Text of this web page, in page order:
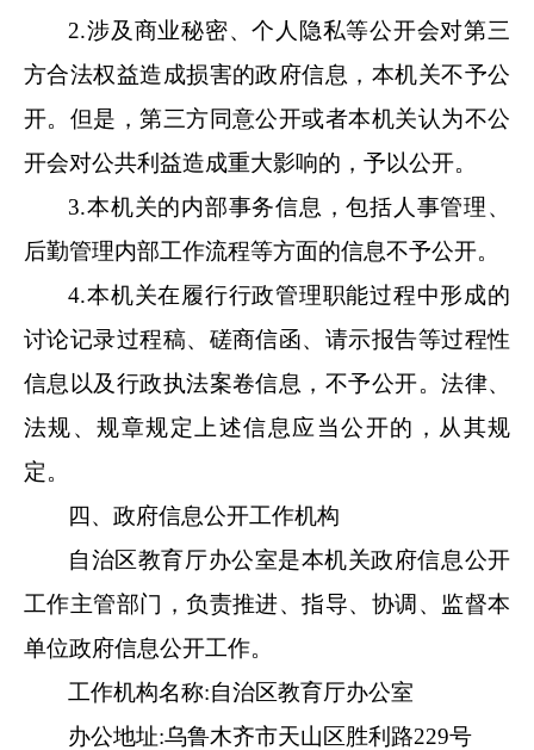
2.涉及商业秘密、个人隐私等公开会对第三
方合法权益造成损害的政府信息，本机关不予公
开。但是，第三方同意公开或者本机关认为不公
开会对公共利益造成重大影响的 ， 予以公开。
3.本机关的内部事务信息，包括人事管理、
后勤管理内部工作流程等方面的信息不予公开。
4.本机关在履行行政管理职能过程中形成的
讨论记录过程稿、磋商信函、请示报告等过程性
信息以及行政执法案卷信息，不予公开。法律、
法规、规章规定上述信息应当公开的，从其规
定。
四、政府信息公开工作机构
自治区教育厅办公室是本机关政府信息公开
工作主管部门，负责推进、指导、协调、监督本
单位政府信息公开工作。
工作机构名称:自治区教育厅办公室
办公地址:乌鲁木齐市天山区胜利路229号